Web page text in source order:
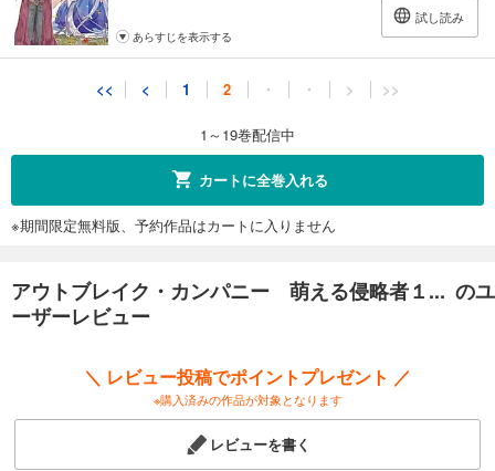
試し読み
あらすじを表示する
<< < 1 2 ・ ・ > >>
1～19巻配信中
カートに全巻入れる
※期間限定無料版、予約作品はカートに入りません
アウトブレイク・カンパニー 萌える侵略者１... のユ
ーザーレビュー
＼ レビュー投稿でポイントプレゼント ／
※購入済みの作品が対象となります
レビューを書く